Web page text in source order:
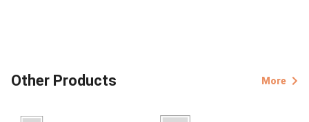
Other Products More